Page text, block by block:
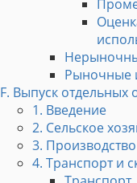
Рыночные
F. Выпуск отдельных
1. Введение
2. Сельское
3.
4. Транспорт и